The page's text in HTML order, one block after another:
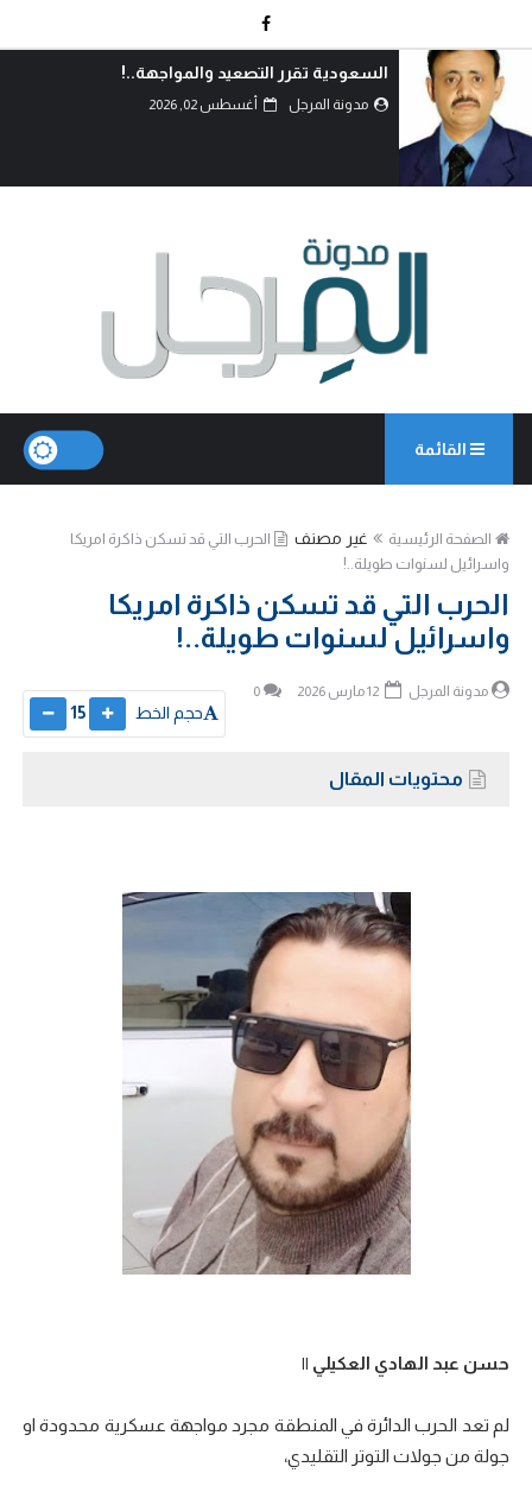
السعودية تقرر التصعيد والمواجهة..!
مدونة المرجل أغسطس 02, 2026
القائمة
الصفحة الرئيسية غير مصنف
الحرب التي قد تسكن ذاكرة امريكا
واسرائيل لسنوات طويلة..!
الحرب التي قد تسكن ذاكرة امريكا
واسرائيل لسنوات طويلة..!
مدونة المرجل 0
حجم الخط 15
محتويات المقال
حسن عبد الهادي العكيلي ||
لم تعد الحرب الدائرة في المنطقة مجرد مواجهة عسكرية محدودة او
جولة من جولات التوتر التقليدي،